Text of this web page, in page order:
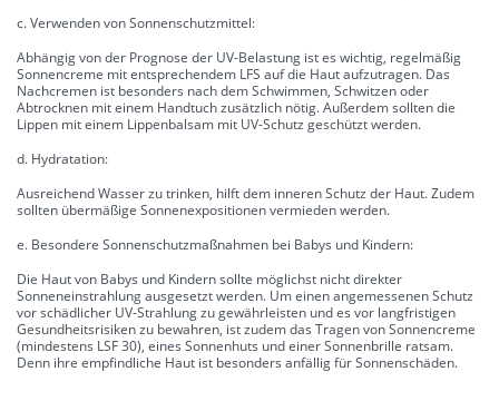
c. Verwenden von Sonnenschutzmittel:
Abhängig von der Prognose der UV-Belastung ist es wichtig, regelmäßig
Sonnencreme mit entsprechendem LFS auf die Haut aufzutragen. Das
Nachcremen ist besonders nach dem Schwimmen, Schwitzen oder
Abtrocknen mit einem Handtuch zusätzlich nötig. Außerdem sollten die
Lippen mit einem Lippenbalsam mit UV-Schutz geschützt werden.
d. Hydratation:
Ausreichend Wasser zu trinken, hilft dem inneren Schutz der Haut. Zudem
sollten übermäßige Sonnenexpositionen vermieden werden.
e. Besondere Sonnenschutzmaßnahmen bei Babys und Kindern:
Die Haut von Babys und Kindern sollte möglichst nicht direkter
Sonneneinstrahlung ausgesetzt werden. Um einen angemessenen Schutz
vor schädlicher UV-Strahlung zu gewährleisten und es vor langfristigen
Gesundheitsrisiken zu bewahren, ist zudem das Tragen von Sonnencreme
(mindestens LSF 30), eines Sonnenhuts und einer Sonnenbrille ratsam.
Denn ihre empfindliche Haut ist besonders anfällig für Sonnenschäden.